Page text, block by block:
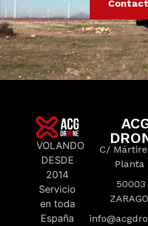
VOLANDO
DESDE
2014
Servicio
en toda
España
C/
Planta
50003